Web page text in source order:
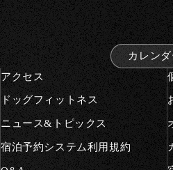
カレン
アクセス
ドッグフィットネス
ニュース&トピックス
宿泊予約システム利用規約